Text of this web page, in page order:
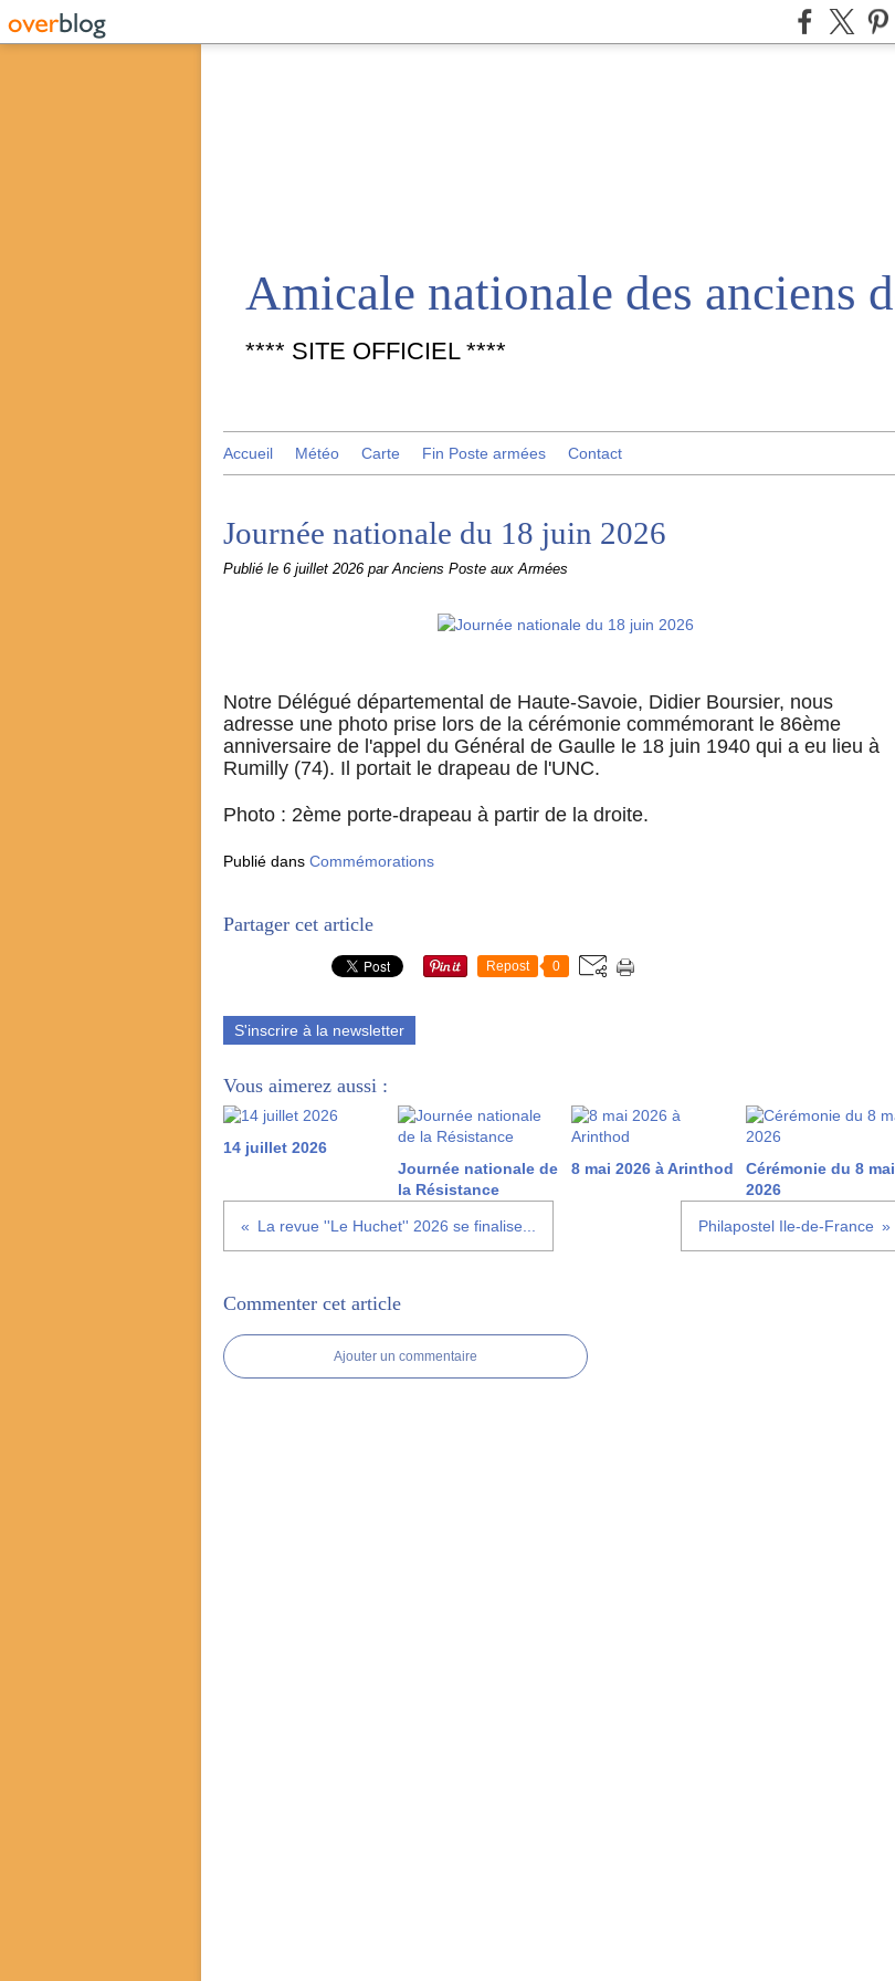
**** SITE OFFICIEL ****
Accueil Météo Carte Fin Poste armées Contact
Journée nationale du 18 juin 2026
Publié le 6 juillet 2026 par Anciens Poste aux Armées
Notre Délégué départemental de Haute-Savoie, Didier Boursier, nous
adresse une photo prise lors de la cérémonie commémorant le 86ème
anniversaire de l'appel du Général de Gaulle le 18 juin 1940 qui a eu lieu à
Rumilly (74). Il portait le drapeau de l'UNC.
Photo : 2ème porte-drapeau à partir de la droite.
Publié dans Commémorations
Partager cet article
Repost 0
S'inscrire à la newsletter
Vous aimerez aussi :
14 juillet 2026
Journée nationale de
la Résistance
8 mai 2026 à Arinthod
Cérémonie du 8 mai
2026
La revue ''Le Huchet'' 2026 se finalise... Philapostel Ile-de-France
Commenter cet article
Ajouter un commentaire